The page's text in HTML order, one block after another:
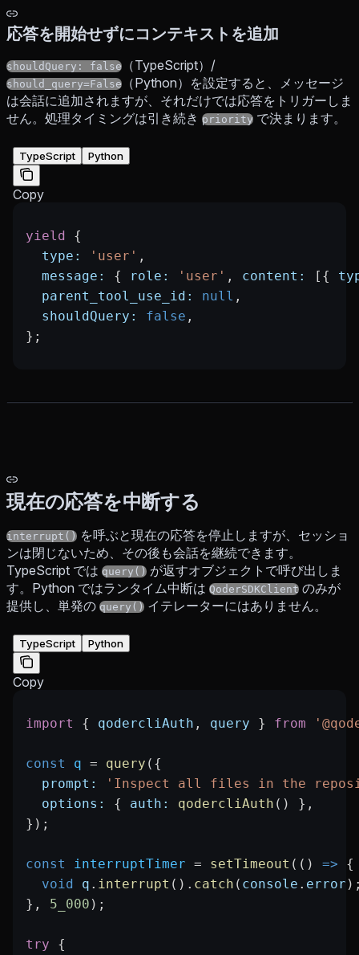
応答を開始せずにコンテキストを追加
shouldQuery: false （TypeScript）/
should_query=False
（Python）を設定すると、メッセージ
は会話に追加されますが、それだけでは応答をトリガーしま
せん。処理タイミングは引き続き priority で決まります。
TypeScript Python
Copy
yield
{
  type:
'user' ,
  message:
{ role: 'user' , content: [{
  parent_tool_use_id:
null ,
  shouldQuery:
false ,
};
現在の応答を中断する
interrupt() を呼ぶと現在の応答を停止しますが、セッショ
ンは閉じないため、その後も会話を継続できます。
TypeScript では query() が返すオブジェクトで呼び出しま
す。Python ではランタイム中断は QoderSDKClient のみが
提供し、単発の query() イテレーターにはありません。
TypeScript Python
Copy
import { qodercliAuth , query } from
const q = query ({
  prompt:
'Inspect all files in the
  options:
{ auth: qodercliAuth () },
});
const interruptTimer = setTimeout (() => {
  void
q . interrupt (). catch ( console . error
}, 5_000 );
try {